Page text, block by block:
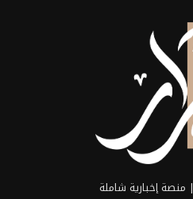
| منصة إخبارية شاملة